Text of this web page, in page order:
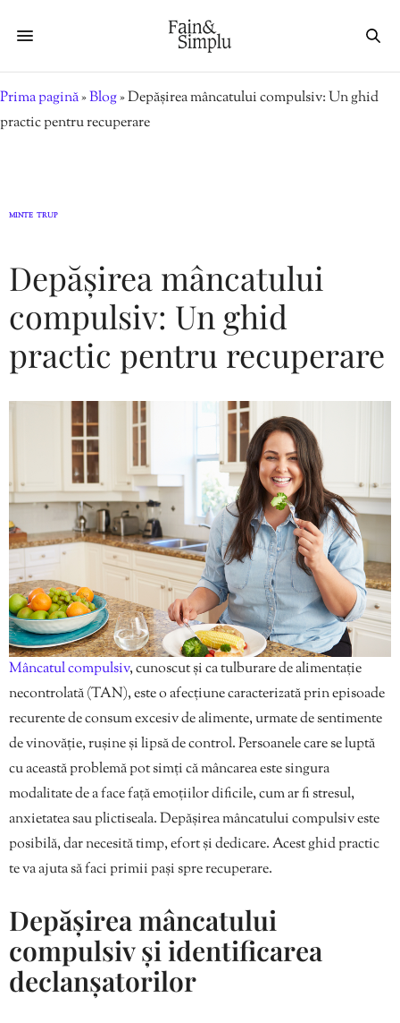
Prima pagină»Blog»Depășirea mâncatului compulsiv: Un ghid
practic pentru recuperare
MINTE TRUP
Depășirea mâncatului
compulsiv: Un ghid
practic pentru recuperare
Mâncatul compulsiv, cunoscut și ca tulburare de alimentație
necontrolată (TAN), este o afecțiune caracterizată prin episoade
recurente de consum excesiv de alimente, urmate de sentimente
de vinovăție, rușine și lipsă de control. Persoanele care se luptă
cu această problemă pot simți că mâncarea este singura
modalitate de a face față emoțiilor dificile, cum ar fi stresul,
anxietatea sau plictiseala. Depășirea mâncatului compulsiv este
posibilă, dar necesită timp, efort și dedicare. Acest ghid practic
te va ajuta să faci primii pași spre recuperare.
Depășirea mâncatului
compulsiv și identificarea
declanșatorilor